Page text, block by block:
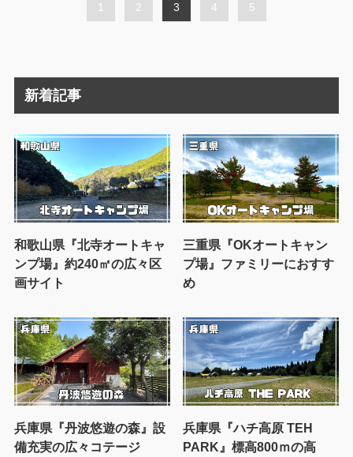
1 2 3 4 5
新着記事
和歌山県『北寺オートキャ
ンプ場』約240㎡の広々区
画サイト
三重県『OKオートキャン
プ場』ファミリーにおすす
め
兵庫県『丹波悠遊の森』設
備充実の広々コテージ
兵庫県『ハチ高原 TEH
PARK』標高800ｍの高